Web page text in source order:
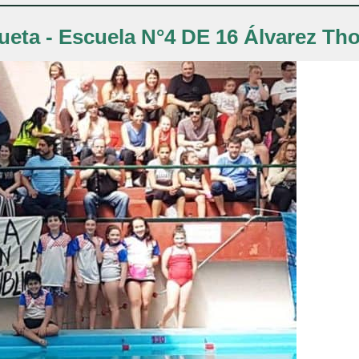
- Escuela N°4 DE 16 Álvarez